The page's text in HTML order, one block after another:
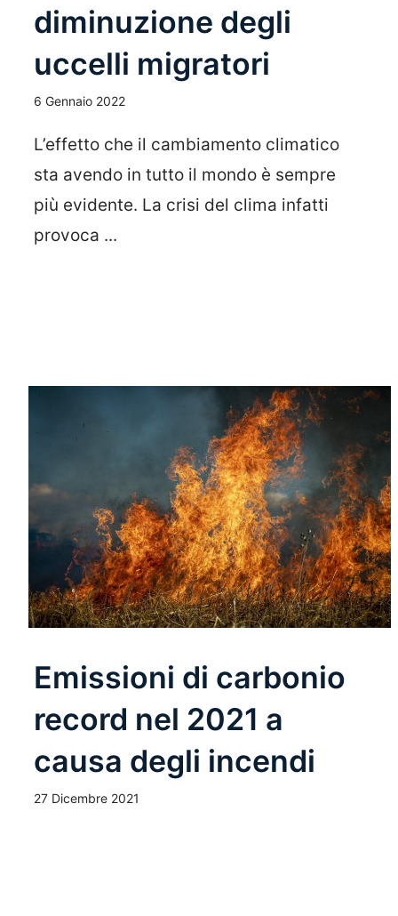
diminuzione degli
uccelli migratori
6 Gennaio 2022
L’effetto che il cambiamento climatico
sta avendo in tutto il mondo è sempre
più evidente. La crisi del clima infatti
provoca ...
Emissioni di carbonio
record nel 2021 a
causa degli incendi
27 Dicembre 2021